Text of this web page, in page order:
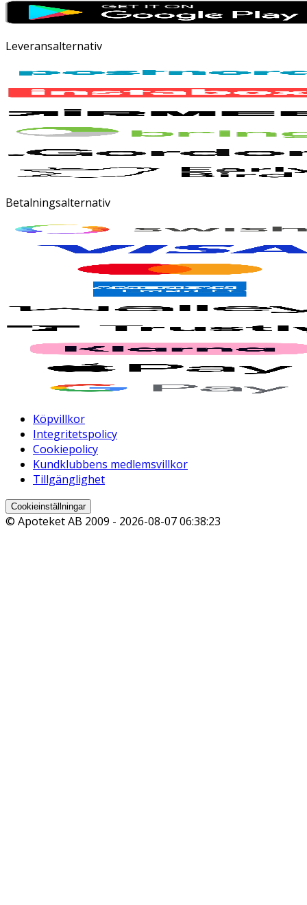
Leveransalternativ
Betalningsalternativ
Köpvillkor
Integritetspolicy
Cookiepolicy
Kundklubbens medlemsvillkor
Tillgänglighet
Cookieinställningar
© Apoteket AB 2009 - 2026-08-07 06:38:23